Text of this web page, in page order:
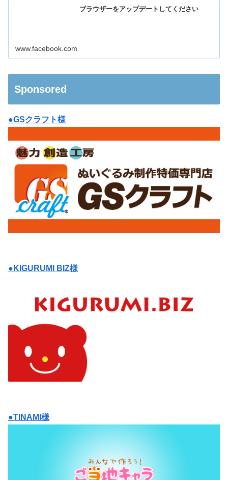
ブラウザーをアップデートしてください
www.facebook.com
Sponsored
●GSクラフト様
●KIGURUMI BIZ様
●TINAMI様